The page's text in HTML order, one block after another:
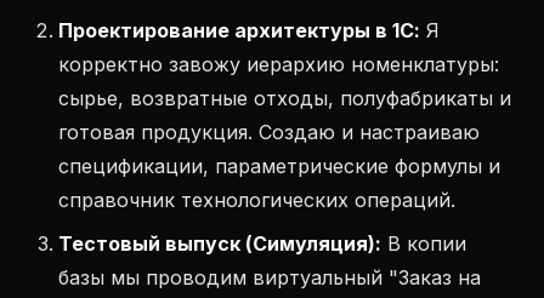
Проектирование архитектуры в 1С: Я
корректно завожу иерархию номенклатуры:
сырье, возвратные отходы, полуфабрикаты и
готовая продукция. Создаю и настраиваю
спецификации, параметрические формулы и
справочник технологических операций.
Тестовый выпуск (Симуляция): В копии
базы мы проводим виртуальный "Заказ на